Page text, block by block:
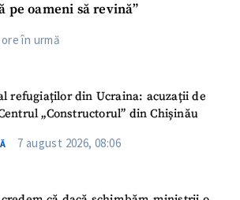
pe oameni să revină”
ore în urmă
refugiaților din Ucraina: acuzații de
„Constructorul” din Chișinău
7 august 2026, 08:06
meu
meu
personal